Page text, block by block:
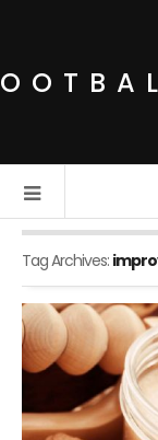
Tag Archives: